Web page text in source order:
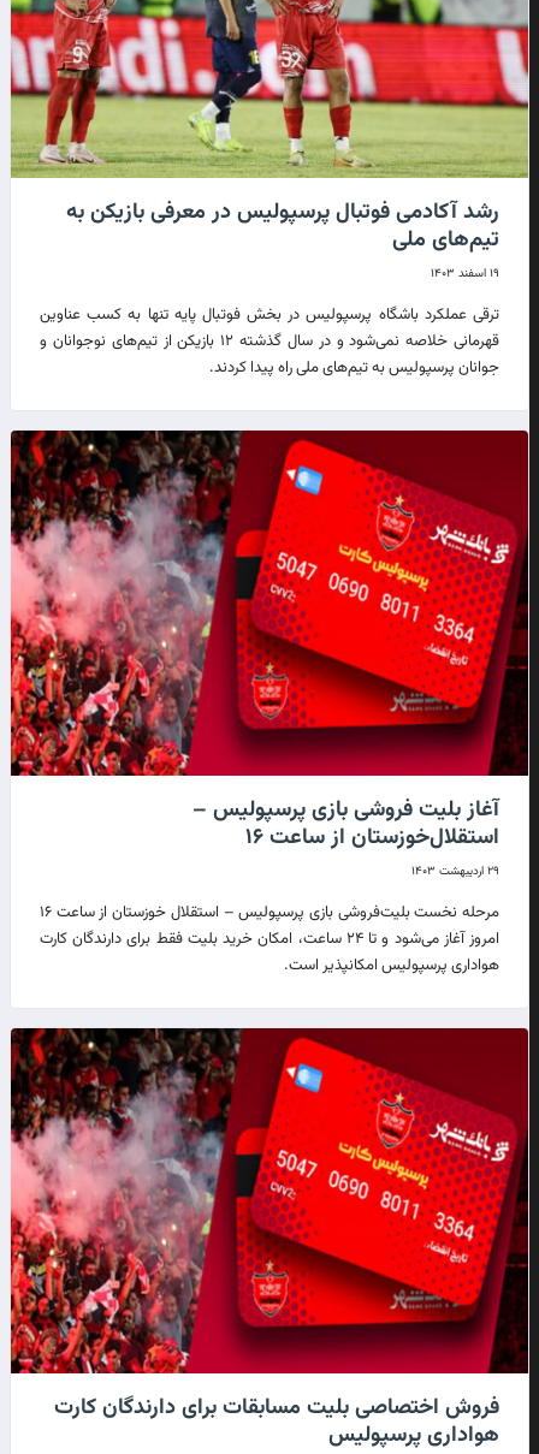
رشد آکادمی فوتبال پرسپولیس در معرفی بازیکن به
تیم‌های ملی
۱۹ اسفند ۱۴۰۳
ترقی عملکرد باشگاه پرسپولیس در بخش فوتبال پایه تنها به کسب عناوین
قهرمانی خلاصه نمی‌شود و در سال گذشته ۱۲ بازیکن از تیم‌های نوجوانان و
جوانان پرسپولیس به تیم‌های ملی راه پیدا کردند.
آغاز بلیت فروشی بازی پرسپولیس –
استقلال‌خوزستان از ساعت ۱۶
۲۹ اردیبهشت ۱۴۰۳
مرحله نخست بلیت‌فروشی بازی پرسپولیس – استقلال‌ خوزستان از ساعت ۱۶
امروز آغاز می‌شود و تا ۲۴ ساعت، امکان خرید بلیت فقط برای دارندگان کارت
هواداری پرسپولیس امکانپذیر است.
فروش اختصاصی بلیت مسابقات برای دارندگان کارت
هواداری پرسپولیس